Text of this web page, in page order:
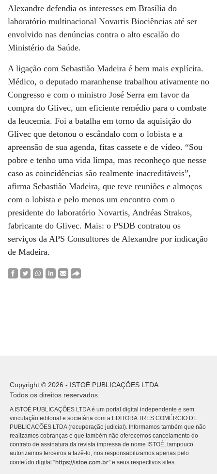
Alexandre defendia os interesses em Brasília do
laboratório multinacional Novartis Biociências até ser
envolvido nas denúncias contra o alto escalão do
Ministério da Saúde.
A ligação com Sebastião Madeira é bem mais explícita.
Médico, o deputado maranhense trabalhou ativamente no
Congresso e com o ministro José Serra em favor da
compra do Glivec, um eficiente remédio para o combate
da leucemia. Foi a batalha em torno da aquisição do
Glivec que detonou o escândalo com o lobista e a
apreensão de sua agenda, fitas cassete e de vídeo. “Sou
pobre e tenho uma vida limpa, mas reconheço que nesse
caso as coincidências são realmente inacreditáveis”,
afirma Sebastião Madeira, que teve reuniões e almoços
com o lobista e pelo menos um encontro com o
presidente do laboratório Novartis, Andréas Strakos,
fabricante do Glivec. Mais: o PSDB contratou os
serviços da APS Consultores de Alexandre por indicação
de Madeira.
Copyright © 2026 - ISTOÉ PUBLICAÇÕES LTDA
Todos os direitos reservados.
A ISTOÉ PUBLICAÇÕES LTDA é um portal digital independente e sem
vinculação editorial e societária com a EDITORA TRES COMÉRCIO DE
PUBLICACÕES LTDA (recuperação judicial). Informamos também que não
realizamos cobranças e que também não oferecemos cancelamento do
contrato de assinatura da revista impressa de nome ISTOÉ, tampouco
autorizamos terceiros a fazê-lo, nos responsabilizamos apenas pelo
conteúdo digital “https://istoe.com.br” e seus respectivos sites.